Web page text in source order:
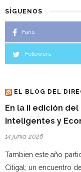
SÍGUENOS
Fans
Followers
EL BLOG DEL
En la II edición
Inteligentes y
14 junio, 2026
Tambien este año
Citigal; un encuentro